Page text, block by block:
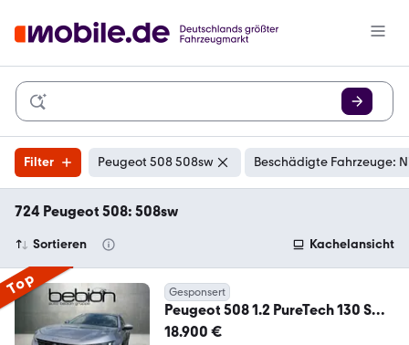
Filter Peugeot 508 508sw Beschädigte Fahrzeuge:
724 Peugeot 508: 508sw
Sortieren Kachelansicht
Top Gesponsert
Peugeot 508 1.2 PureTech 130 SW
Allure KeyLess LED Navi
18.900 €